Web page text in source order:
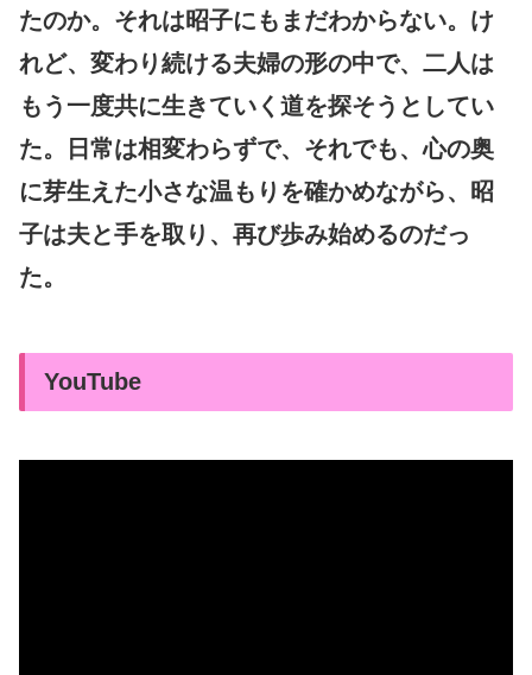
たのか。それは昭子にもまだわからない。け
れど、変わり続ける夫婦の形の中で、二人は
もう一度共に生きていく道を探そうとしてい
た。日常は相変わらずで、それでも、心の奥
に芽生えた小さな温もりを確かめながら、昭
子は夫と手を取り、再び歩み始めるのだっ
た。
YouTube